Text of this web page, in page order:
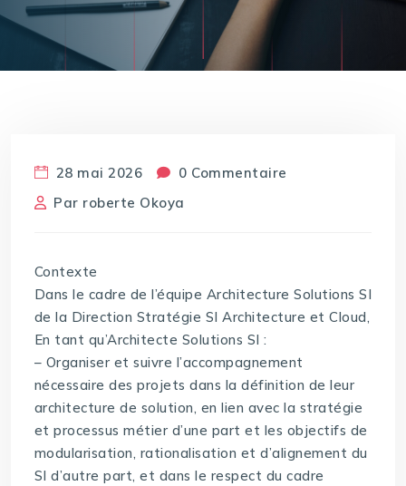
28 mai 2026
0 Commentaire
Par roberte Okoya
Contexte
Dans le cadre de l’équipe Architecture Solutions SI
de la Direction Stratégie SI Architecture et Cloud,
En tant qu’Architecte Solutions SI :
– Organiser et suivre l’accompagnement
nécessaire des projets dans la définition de leur
architecture de solution, en lien avec la stratégie
et processus métier d’une part et les objectifs de
modularisation, rationalisation et d’alignement du
SI d’autre part, et dans le respect du cadre